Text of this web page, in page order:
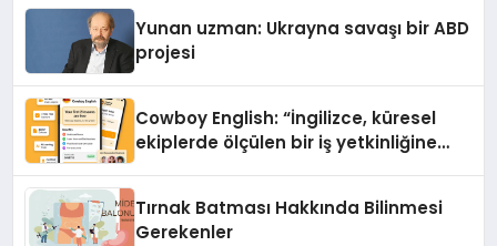
Yunan uzman: Ukrayna savaşı bir ABD
projesi
Cowboy English: “İngilizce, küresel
ekiplerde ölçülen bir iş yetkinliğine
Tırnak Batması Hakkında Bilinmesi
Gerekenler